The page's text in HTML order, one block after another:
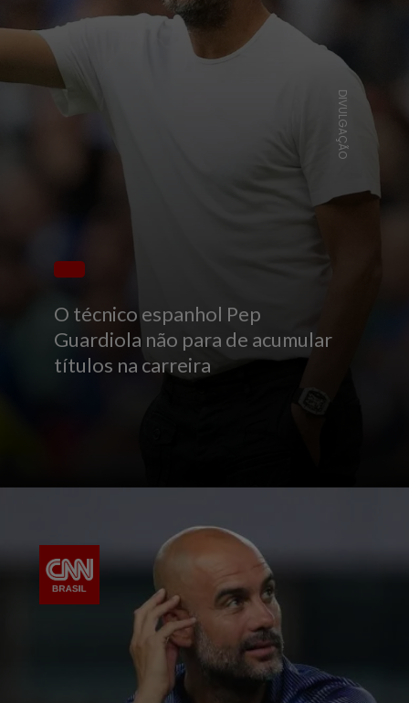
O técnico espanhol Pep
Guardiola não para de acumular
títulos na carreira
DIVULGAÇÃO